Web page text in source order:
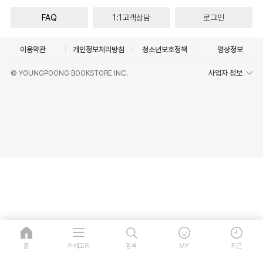
FAQ 1:1고객상담 로그인
이용약관 개인정보처리방침 청소년보호정책 영상정보
© YOUNGPOONG BOOKSTORE INC. 사업자 정보
홈 카테고리 검색 MY 최근